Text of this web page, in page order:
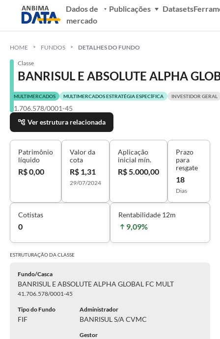
Dados de
mercado
Publicações Datasets
HOME FUNDOS DETALHES DO FUNDO
Classe
BANRISUL E ABSOLUTE ALPHA
MULTIMERCADOS MULTIMERCADOS ESTRATÉGIA ESPECÍFICA INVESTIDOR GERAL
41.706.578/0001-45
Ver estrutura relacionada
Patrimônio
líquido
R$ 0,00
Valor da
cota
R$ 1,31
29/07/2024
Aplicação
inicial mín.
R$ 5.000,00
Prazo
para
resgate
18
Dias
Cotistas
0
Rentabilidade 12m
9,09%
ESTRUTURAÇÃO DACLASSE
Fundo/Casca
BANRISUL E ABSOLUTE ALPHA GLOBAL FC MULT
41.706.578/0001-45
Tipo do Fundo
FIF
Administrador
BANRISUL S/A CVMC
Gestor